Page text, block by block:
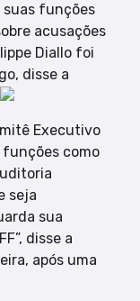
suas funções
acusações
Diallo foi
disse a
Executivo
funções como
seja
sua
disse a
após uma